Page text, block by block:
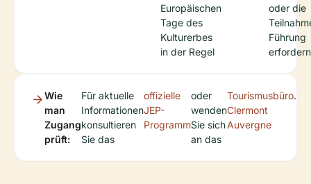
Europäischen
Tage des
Kulturerbes
in der Regel
oder die
Führung
Wie
man
Zugang
prüft:
Für aktuelle
Informationen
konsultieren
Sie das
offizielle
JEP-
Programm
oder
wenden
Sie sich
an das
Tourismusbüro
Clermont
Auvergne
.